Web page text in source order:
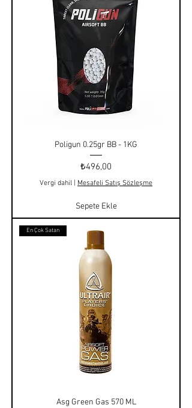
Poligun 0.25gr BB - 1KG
Fiyat
₺496,00
Vergi dahil Mesafeli Satış Sözleşme
Sepete Ekle
En Çok Satan
Asg Green Gas 570 ML